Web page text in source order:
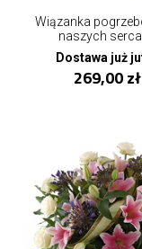
Wiązanka
naszych
Dostawa już
269,00 zł